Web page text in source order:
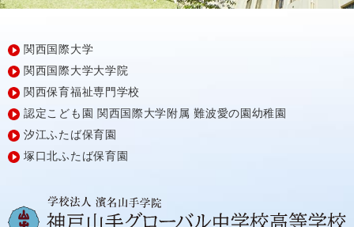
関西国際大学
関西国際大学大学院
関西保育福祉専門学校
認定こども園 関西国際大学附属 難波愛の園幼稚園
汐江ふたば保育園
塚口北ふたば保育園